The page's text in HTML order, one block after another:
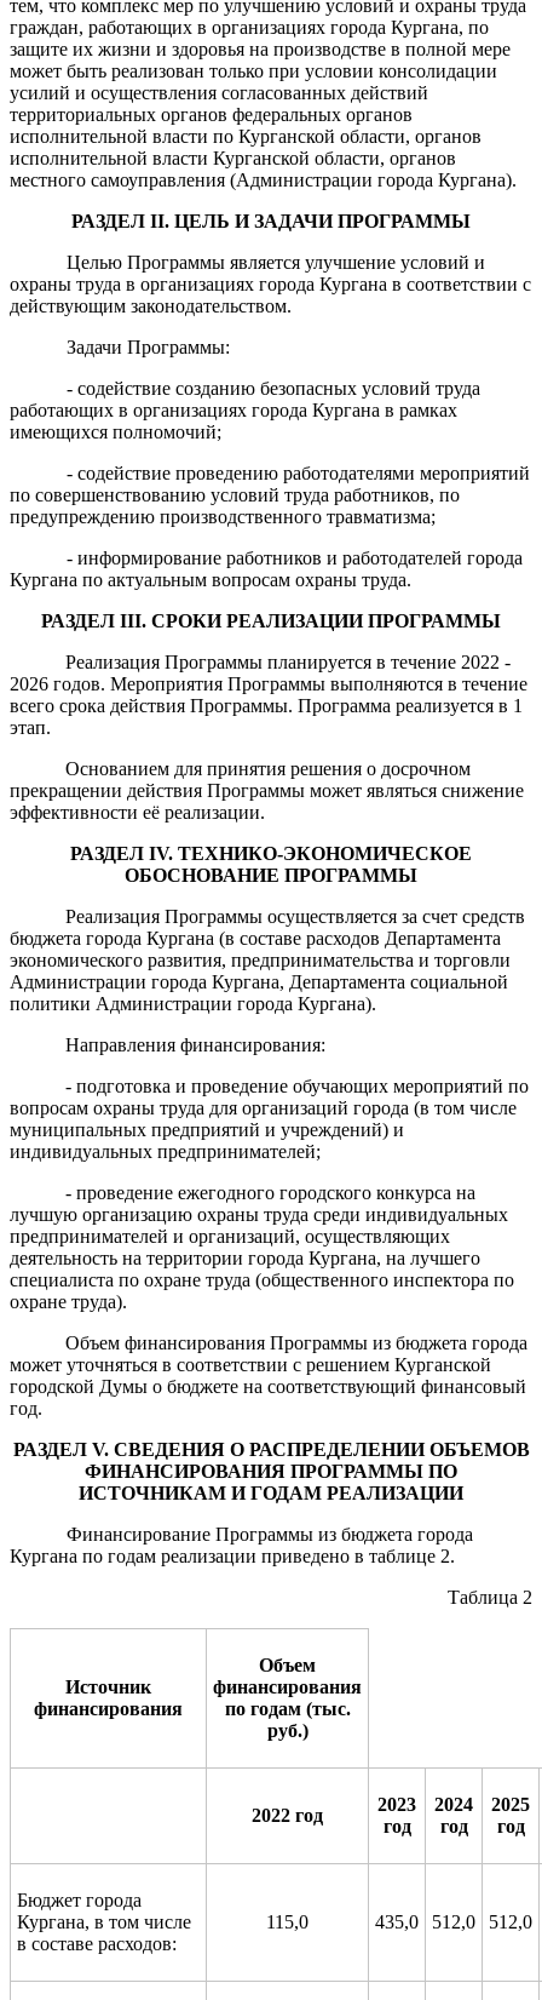
тем, что комплекс мер по улучшению условий и охраны труда
граждан, работающих в организациях города Кургана, по
защите их жизни и здоровья на производстве в полной мере
может быть реализован только при условии консолидации
усилий и осуществления согласованных действий
территориальных органов федеральных органов
исполнительной власти по Курганской области, органов
исполнительной власти Курганской области, органов
местного самоуправления (Администрации города Кургана).
РАЗДЕЛ II. ЦЕЛЬ И ЗАДАЧИ ПРОГРАММЫ
Целью Программы является улучшение условий и
охраны труда в организациях города Кургана в соответствии с
действующим законодательством.
Задачи Программы:
- содействие созданию безопасных условий труда
работающих в организациях города Кургана в рамках
имеющихся полномочий;
- содействие проведению работодателями мероприятий
по совершенствованию условий труда работников, по
предупреждению производственного травматизма;
- информирование работников и работодателей города
Кургана по актуальным вопросам охраны труда.
РАЗДЕЛ III. СРОКИ РЕАЛИЗАЦИИ ПРОГРАММЫ
Реализация Программы планируется в течение 2022 -
2026 годов. Мероприятия Программы выполняются в течение
всего срока действия Программы. Программа реализуется в 1
этап.
Основанием для принятия решения о досрочном
прекращении действия Программы может являться снижение
эффективности её реализации.
РАЗДЕЛ IV. ТЕХНИКО-ЭКОНОМИЧЕСКОЕ
ОБОСНОВАНИЕ ПРОГРАММЫ
Реализация Программы осуществляется за счет средств
бюджета города Кургана (в составе расходов Департамента
экономического развития, предпринимательства и торговли
Администрации города Кургана, Департамента социальной
политики Администрации города Кургана).
Направления финансирования:
- подготовка и проведение обучающих мероприятий по
вопросам охраны труда для организаций города (в том числе
муниципальных предприятий и учреждений) и
индивидуальных предпринимателей;
- проведение ежегодного городского конкурса на
лучшую организацию охраны труда среди индивидуальных
предпринимателей и организаций, осуществляющих
деятельность на территории города Кургана, на лучшего
специалиста по охране труда (общественного инспектора по
охране труда).
Объем финансирования Программы из бюджета города
может уточняться в соответствии с решением Курганской
городской Думы о бюджете на соответствующий финансовый
год.
РАЗДЕЛ V. СВЕДЕНИЯ О РАСПРЕДЕЛЕНИИ ОБЪЕМОВ
ФИНАНСИРОВАНИЯ ПРОГРАММЫ ПО
ИСТОЧНИКАМ И ГОДАМ РЕАЛИЗАЦИИ
Финансирование Программы из бюджета города
Кургана по годам реализации приведено в таблице 2.
Таблица 2
Источник
финансирования
Объем
финансирования
по годам (тыс.
руб.)
2022 год
2023
год
2024
год
2025
год
Бюджет города
Кургана, в том числе
в составе расходов:
115,0 435,0 512,0 512,0